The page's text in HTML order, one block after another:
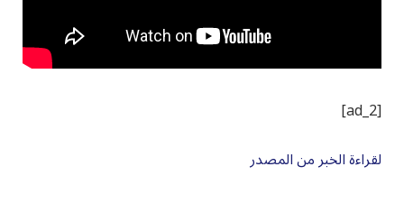
[ad_2]
لقراءة الخبر من المصدر